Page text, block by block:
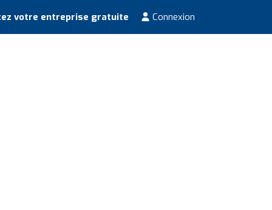
votre entreprise gratuite Connexion